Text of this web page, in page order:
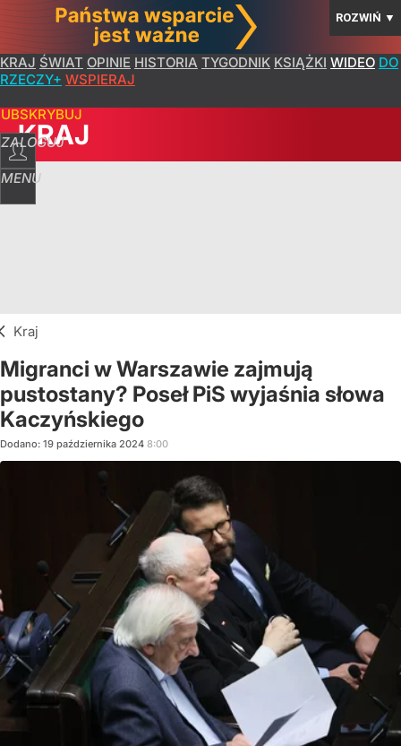
ROZWIŃ ▼
KRAJ ŚWIAT OPINIE HISTORIA TYGODNIK KSIĄŻKI WIDEO DO
RZECZY+ WSPIERAJ
ZALOGUJ
MENU
KRAJ
Kraj
Migranci w Warszawie zajmują
pustostany? Poseł PiS wyjaśnia słowa
Kaczyńskiego
Dodano: 19 października 2024 8:00